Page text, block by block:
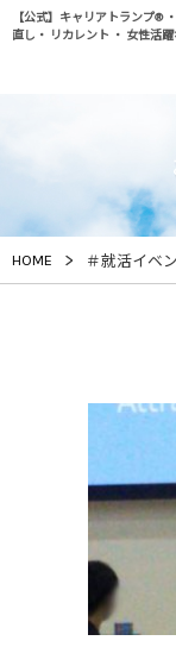
【公式】キャリアトランプ®
直し・ リカレント ・ 女性活
HOME > ＃就活イベ